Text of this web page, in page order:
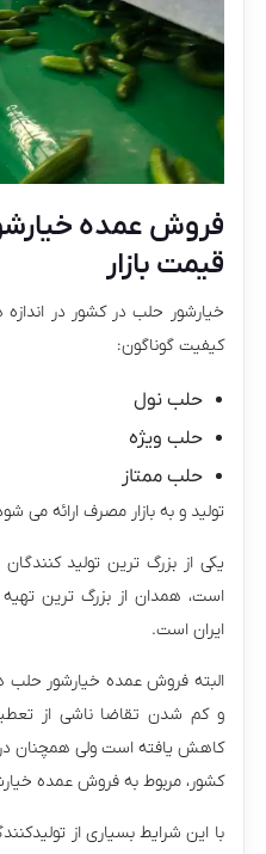
فروش عمده
قیمت بازار
خیارشور حلب در کشور در
کیفیت گوناگون:
حلب نول
حلب ویژه
حلب ممتاز
تولید و به بازار مصرف ارائه می
یکی از بزرگ ترین تولید
است، همدان از بزرگ ترین تهیه
ایران است.
البته فروش عمده خیارشور حلب
و کم شدن تقاضا ناشی از
کاهش یافته است ولی همچنان
کشور، مربوط به فروش عمده
با این شرایط بسیاری از